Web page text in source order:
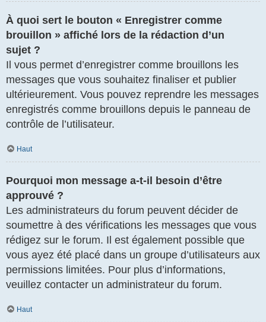
À quoi sert le bouton « Enregistrer comme
brouillon » affiché lors de la rédaction d’un
sujet ?
Il vous permet d’enregistrer comme brouillons les
messages que vous souhaitez finaliser et publier
ultérieurement. Vous pouvez reprendre les messages
enregistrés comme brouillons depuis le panneau de
contrôle de l’utilisateur.
Haut
Pourquoi mon message a-t-il besoin d’être
approuvé ?
Les administrateurs du forum peuvent décider de
soumettre à des vérifications les messages que vous
rédigez sur le forum. Il est également possible que
vous ayez été placé dans un groupe d’utilisateurs aux
permissions limitées. Pour plus d’informations,
veuillez contacter un administrateur du forum.
Haut